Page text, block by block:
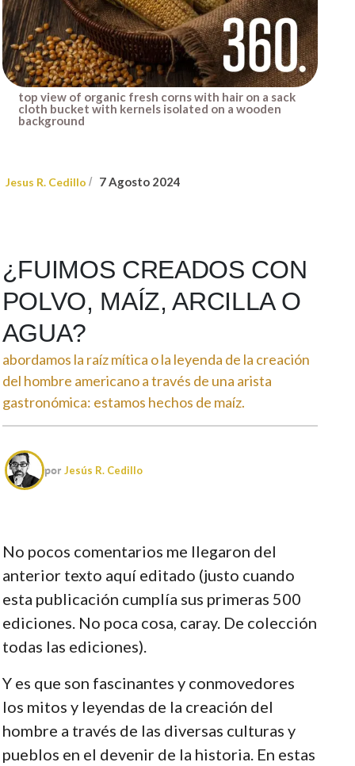
top view of organic fresh corns with hair on a sack
cloth bucket with kernels isolated on a wooden
background
Jesus R. Cedillo / 7 Agosto 2024
¿FUIMOS CREADOS CON
POLVO, MAÍZ, ARCILLA O
AGUA?
abordamos la raíz mítica o la leyenda de la creación
del hombre americano a través de una arista
gastronómica: estamos hechos de maíz.
porJesús R. Cedillo
No pocos comentarios me llegaron del
anterior texto aquí editado (justo cuando
esta publicación cumplía sus primeras 500
ediciones. No poca cosa, caray. De colección
todas las ediciones).
Y es que son fascinantes y conmovedores
los mitos y leyendas de la creación del
hombre a través de las diversas culturas y
pueblos en el devenir de la historia. En estas